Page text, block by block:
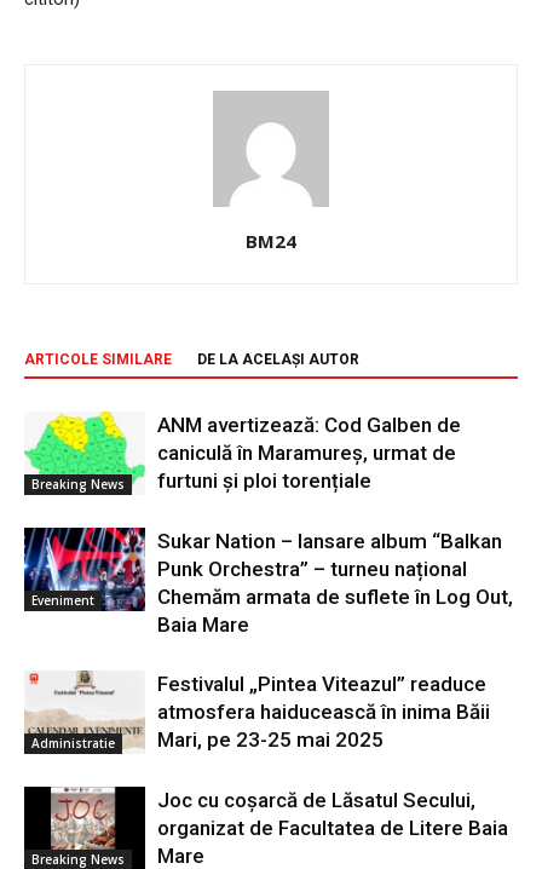
BM24
ARTICOLE SIMILARE DE LA ACELAȘI AUTOR
Breaking News
ANM avertizează: Cod Galben de
caniculă în Maramureș, urmat de
furtuni și ploi torențiale
Eveniment
Sukar Nation – lansare album “Balkan
Punk Orchestra” – turneu național
Chemăm armata de suflete în Log Out,
Baia Mare
Administratie
Festivalul „Pintea Viteazul” readuce
atmosfera haiducească în inima Băii
Mari, pe 23-25 mai 2025
Breaking News
Joc cu coșarcă de Lăsatul Secului,
organizat de Facultatea de Litere Baia
Mare